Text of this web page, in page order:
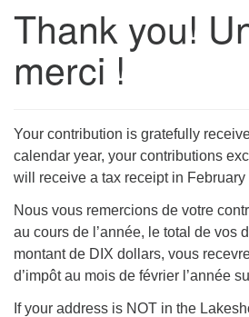
Contact us / Contactez nous
Thank you!
merci !
Your contribution is gratefully
calendar year, your contributions
will receive a tax receipt in
Nous vous remercions de votre
au cours de l’année, le total de vos
montant de DIX dollars, vous
d’impôt au mois de février l’année
If your address is NOT in the